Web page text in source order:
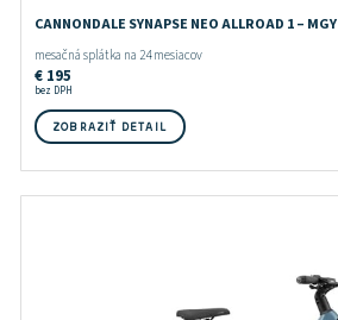
CANNONDALE SYNAPSE NEO ALLROAD 1 – MGY
mesačná splátka na 24 mesiacov
€195
bez DPH
ZOBRAZIŤ DETAIL